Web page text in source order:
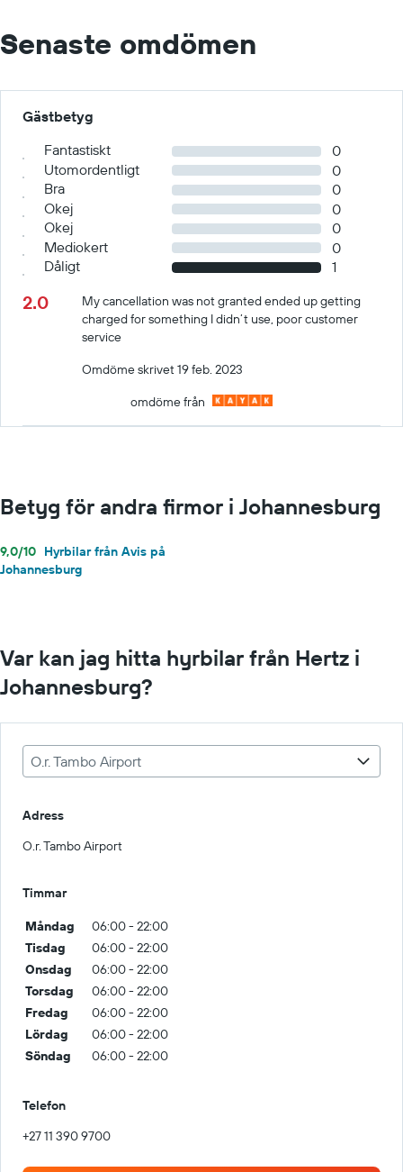
Senaste omdömen
Gästbetyg
Fantastiskt
0
Utomordentligt
0
Bra
0
Okej
0
Okej
0
Mediokert
0
Dåligt
1
2.0
My cancellation was not granted ended up getting
charged for something I didn’t use, poor customer
service
Omdöme skrivet 19 feb. 2023
omdöme från
Betyg för andra firmor i Johannesburg
9,0/10 Hyrbilar från Avis på
Johannesburg
Var kan jag hitta hyrbilar från Hertz i
Johannesburg?
O.r. Tambo Airport
Adress
O.r. Tambo Airport
Timmar
Måndag
06:00 - 22:00
Tisdag
06:00 - 22:00
Onsdag
06:00 - 22:00
Torsdag
06:00 - 22:00
Fredag
06:00 - 22:00
Lördag
06:00 - 22:00
Söndag
06:00 - 22:00
Telefon
+27 11 390 9700